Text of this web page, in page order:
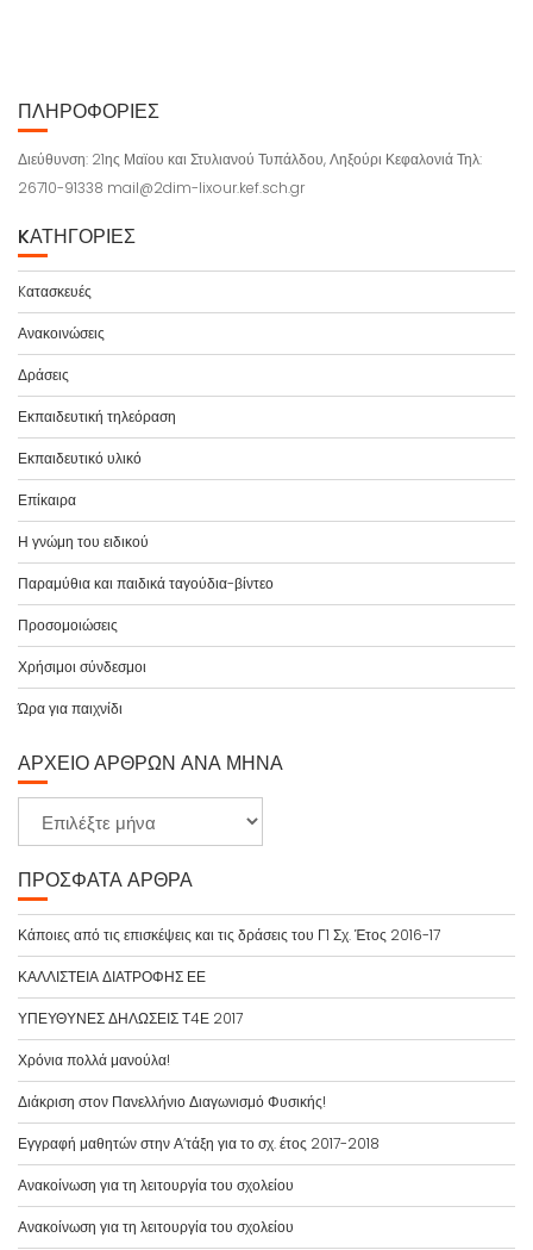
Η
Σ
Η
Ά
Ρ
Θ
Ρ
Ω
Ν
ΠΛΗΡΟΦΟΡΊΕΣ
Διεύθυνση: 21ης Μαϊου και Στυλιανού Τυπάλδου, Ληξούρι Κεφαλονιά Τηλ:
26710-91338 mail@2dim-lixour.kef.sch.gr
KΑΤΗΓΟΡΊΕΣ
Kατασκευές
Ανακοινώσεις
Δράσεις
Εκπαιδευτική τηλεόραση
Εκπαιδευτικό υλικό
Επίκαιρα
Η γνώμη του ειδικού
Παραμύθια και παιδικά ταγούδια-βίντεο
Προσομοιώσεις
Χρήσιμοι σύνδεσμοι
Ώρα για παιχνίδι
ΑΡΧΕΊΟ ΆΡΘΡΩΝ ΑΝΆ ΜΉΝΑ
χ
ε
ί
ο
ά
ρ
θ
ρ
ω
ν
α
ν
ά
ΠΡΌΣΦΑΤΑ ΆΡΘΡΑ
Κάποιες από τις επισκέψεις και τις δράσεις του Γ1 Σχ. Έτος 2016-17
ΚΑΛΛΙΣΤΕΙΑ ΔΙΑΤΡΟΦΗΣ ΕΕ
ΥΠΕΥΘΥΝΕΣ ΔΗΛΩΣΕΙΣ Τ4Ε 2017
Χρόνια πολλά μανούλα!
Διάκριση στον Πανελλήνιο Διαγωνισμό Φυσικής!
Εγγραφή μαθητών στην Α’τάξη για το σχ. έτος 2017-2018
Ανακοίνωση για τη λειτουργία του σχολείου
Ανακοίνωση για τη λειτουργία του σχολείου